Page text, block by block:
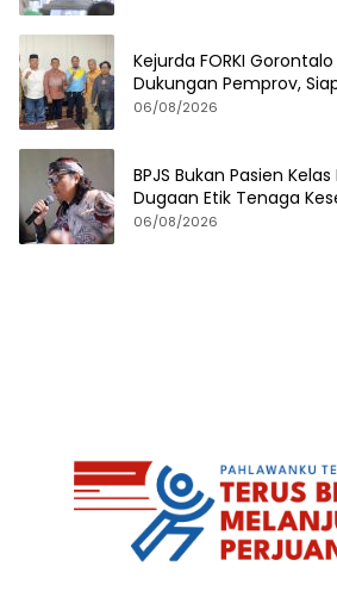
Kejurda FORKI
Dukungan Pemprov,
Berprestasi
06/08/2026
BPJS Bukan Pasien
Dugaan Etik Tenaga
06/08/2026